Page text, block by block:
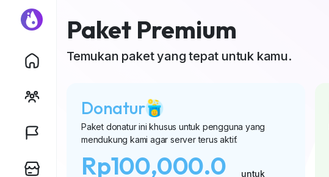
Paket Premium
Temukan paket yang tepat untuk kamu.
Donatur
Paket donatur ini khusus untuk pengguna yang
mendukung kami agar server terus aktif.
Rp100,000.0
untuk